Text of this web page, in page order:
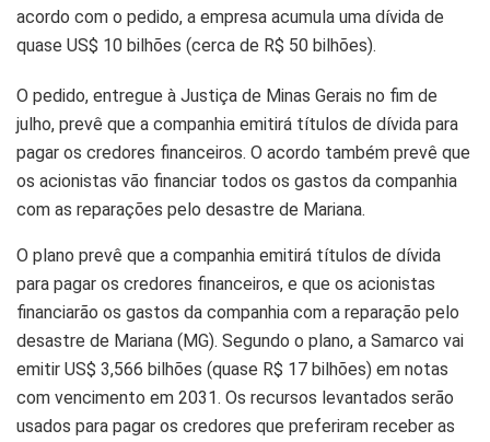
acordo com o pedido, a empresa acumula uma dívida de
quase US$ 10 bilhões (cerca de R$ 50 bilhões).
O pedido, entregue à Justiça de Minas Gerais no fim de
julho, prevê que a companhia emitirá títulos de dívida para
pagar os credores financeiros. O acordo também prevê que
os acionistas vão financiar todos os gastos da companhia
com as reparações pelo desastre de Mariana.
O plano prevê que a companhia emitirá títulos de dívida
para pagar os credores financeiros, e que os acionistas
financiarão os gastos da companhia com a reparação pelo
desastre de Mariana (MG). Segundo o plano, a Samarco vai
emitir US$ 3,566 bilhões (quase R$ 17 bilhões) em notas
com vencimento em 2031. Os recursos levantados serão
usados para pagar os credores que preferiram receber as